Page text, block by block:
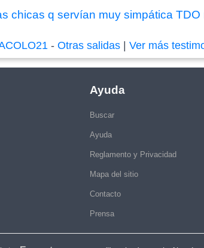
chicas q servían muy simpática
-Otras salidas |Ver más
Ayuda
Buscar
Ayuda
Reglamento y Privacidad
Mapa del sitio
Contacto
Prensa